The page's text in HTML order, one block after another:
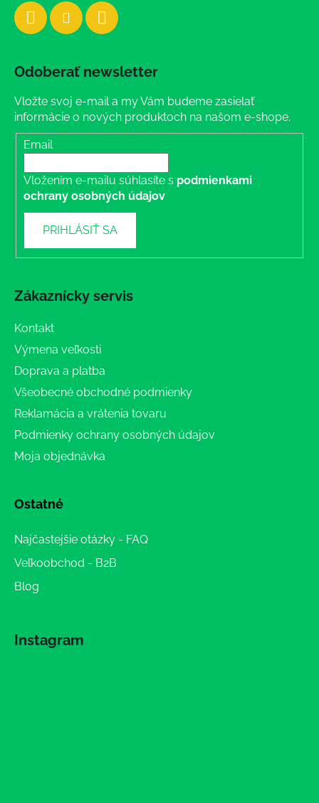
Odoberať newsletter
Vložte svoj e-mail a my Vám budeme zasielať
informácie o nových produktoch na našom e-shope.
Email
Vložením e-mailu súhlasíte s podmienkami
ochrany osobných údajov
PRIHLÁSIŤ SA
Zákaznícky servis
Kontakt
Výmena veľkosti
Doprava a platba
Všeobecné obchodné podmienky
Reklamácia a vrátenia tovaru
Podmienky ochrany osobných údajov
Moja objednávka
Ostatné
Najčastejšie otázky - FAQ
Veľkoobchod - B2B
Blog
Instagram